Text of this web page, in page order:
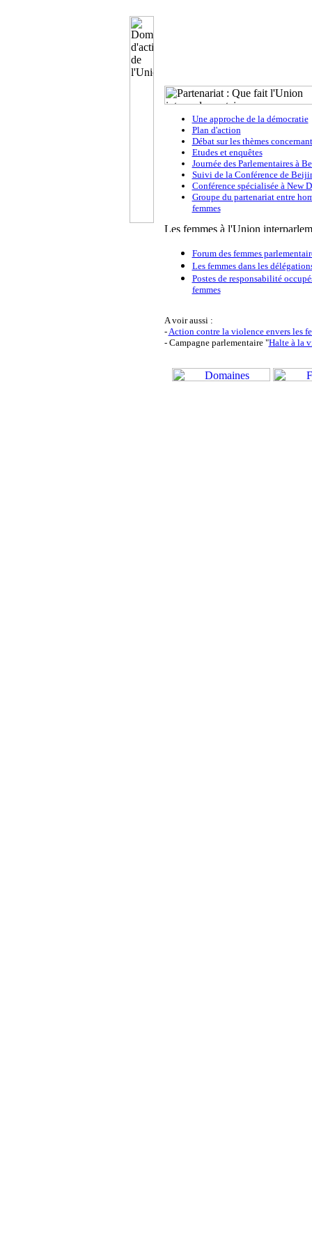
Une approche de la démocratie
Plan d'action
Débat sur les thèmes
Etudes et enquêtes
Journée des Parlementaires à
Suivi de la Conférence de
Conférence spécialisée à New
Groupe du partenariat entre
femmes
Forum des femmes
Les femmes dans les
Postes de responsabilité
femmes
A voir aussi :
-Action contre la violence envers les
- Campagne parlementaire "Halte à la